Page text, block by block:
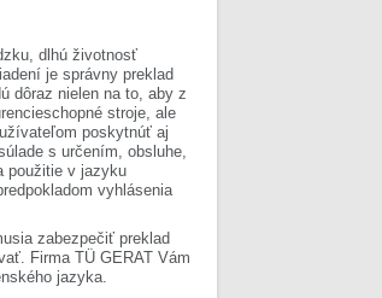
dlhú životnosť
je správny preklad
dôraz nielen na to, aby z
stroje, ale
poskytnúť aj
s určením, obsluhe,
použitie v jazyku
vyhlásenia
zabezpečiť preklad
Firma TÜ GERAT Vám
jazyka.